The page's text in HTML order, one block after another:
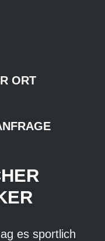
ORT
es sportlich